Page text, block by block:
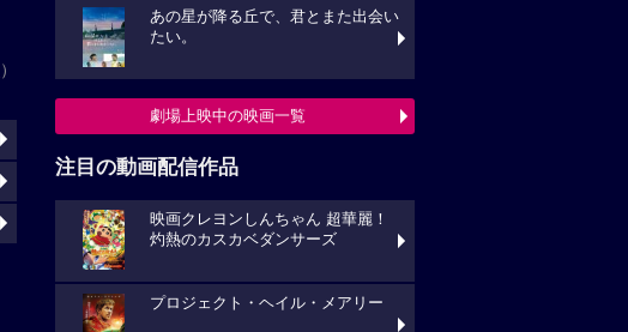
）
あの星が降る丘で、君とまた出会い
たい。
劇場上映中の映画一覧
注目の動画配信作品
映画クレヨンしんちゃん 超華麗！
灼熱のカスカベダンサーズ
プロジェクト・ヘイル・メアリー